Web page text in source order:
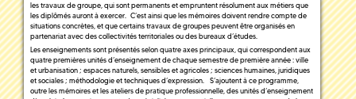
les travaux de groupe, qui sont permanents et empruntent résolument aux métiers que
les diplômés auront à exercer. C’est ainsi que les mémoires doivent rendre compte de
situations concrètes, et que certains travaux de groupes peuvent être organisés en
partenariat avec des collectivités territoriales ou des bureaux d’études.
Les enseignements sont présentés selon quatre axes principaux, qui correspondent aux
quatre premières unités d’enseignement de chaque semestre de première année : ville
et urbanisation ; espaces naturels, sensibles et agricoles ; sciences humaines, juridiques
et sociales ; méthodologie et techniques d’expression. S’ajoutent à ce programme,
outre les mémoires et les ateliers de pratique professionnelle, des unités d’enseignement